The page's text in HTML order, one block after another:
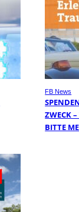
FB News
ZWECK
BITTE